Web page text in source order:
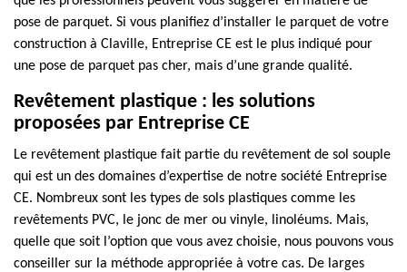
pose de parquet. Si vous planifiez d’installer le parquet de votre
construction à Claville, Entreprise CE est le plus indiqué pour
une pose de parquet pas cher, mais d’une grande qualité.
Revêtement plastique : les solutions
proposées par Entreprise CE
Le revêtement plastique fait partie du revêtement de sol souple
qui est un des domaines d’expertise de notre société Entreprise
CE. Nombreux sont les types de sols plastiques comme les
revêtements PVC, le jonc de mer ou vinyle, linoléums. Mais,
quelle que soit l’option que vous avez choisie, nous pouvons vous
conseiller sur la méthode appropriée à votre cas. De larges